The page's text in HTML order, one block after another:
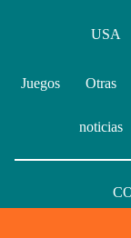
USA
Juegos Otras
noticias